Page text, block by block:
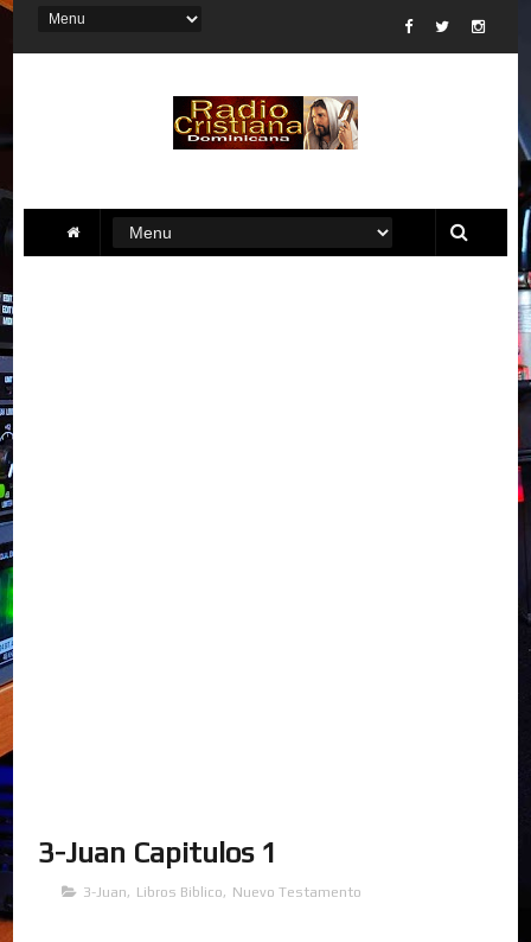
3-Juan Capitulos 1
3-Juan, Libros Biblico, Nuevo Testamento